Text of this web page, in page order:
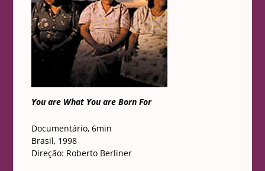
You are What You are Born For
Documentário, 6min
Brasil, 1998
Direção: Roberto Berliner